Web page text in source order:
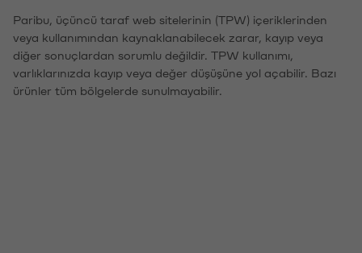
Paribu, üçüncü taraf web sitelerinin (TPW) içeriklerinden
veya kullanımından kaynaklanabilecek zarar, kayıp veya
diğer sonuçlardan sorumlu değildir. TPW kullanımı,
varlıklarınızda kayıp veya değer düşüşüne yol açabilir. Bazı
ürünler tüm bölgelerde sunulmayabilir.